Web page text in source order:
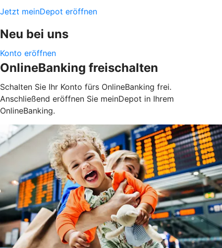
Jetzt meinDepot eröffnen
Neu bei uns
Konto eröffnen
OnlineBanking freischalten
Schalten Sie Ihr Konto fürs OnlineBanking frei.
Anschließend eröffnen Sie meinDepot in Ihrem
OnlineBanking.